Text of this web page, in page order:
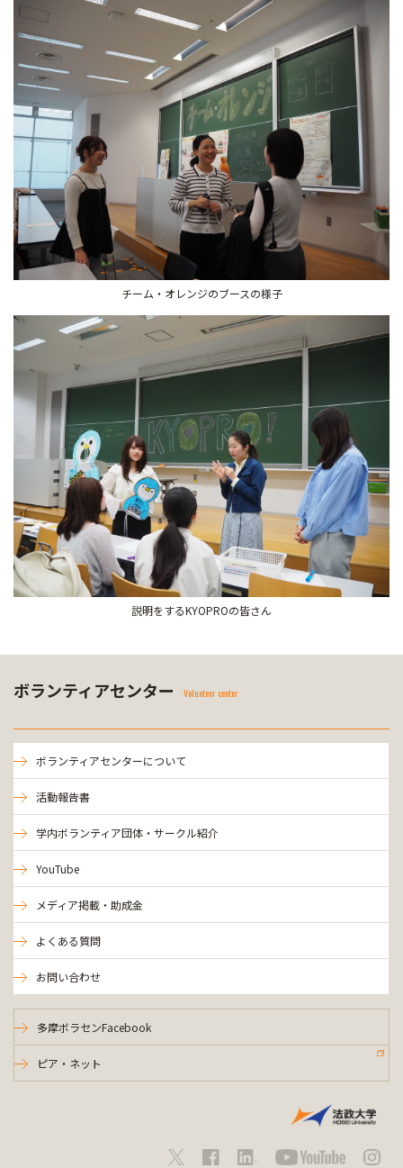
チーム・オレンジのブースの様子
説明をするKYOPROの皆さん
ボランティアセンター Volunteer center
ボランティアセンターについて
活動報告書
学内ボランティア団体・サークル紹介
YouTube
メディア掲載・助成金
よくある質問
お問い合わせ
多摩ボラセンFacebook
ピア・ネット